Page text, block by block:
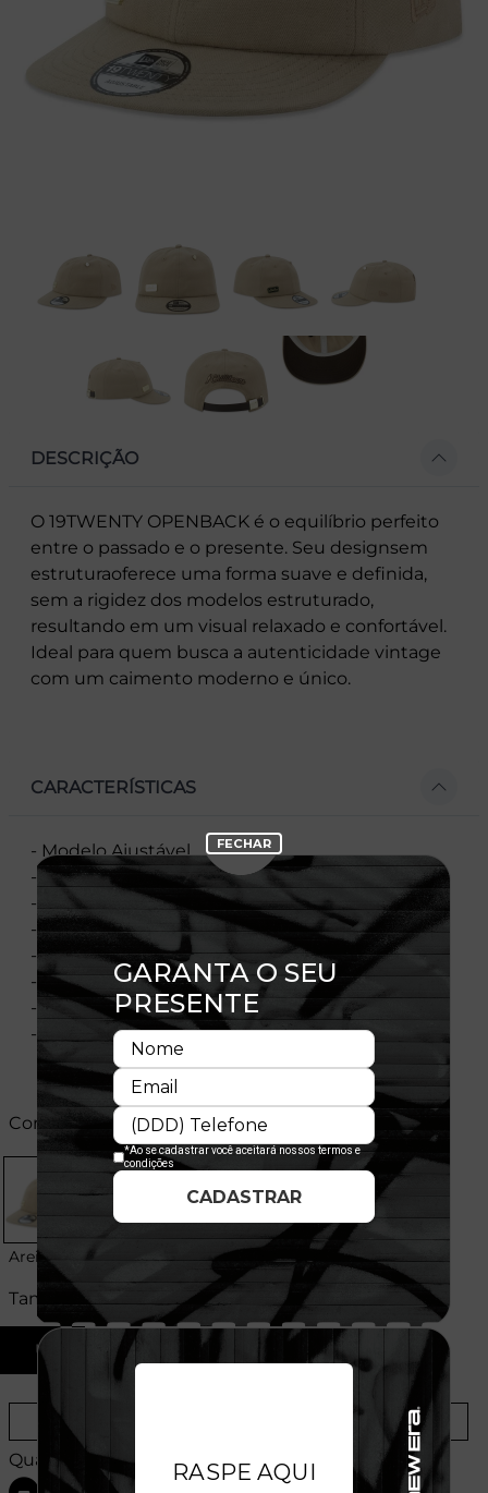
DESCRIÇÃO
O 19TWENTY OPENBACK é o equilíbrio perfeito
entre o passado e o presente. Seu designsem
estruturaoferece uma forma suave e definida,
sem a rigidez dos modelos estruturado,
resultando em um visual relaxado e confortável.
Ideal para quem busca a autenticidade vintage
com um caimento moderno e único.
CARACTERÍSTICAS
- Modelo Ajustável
- Aba Reta
- Copa desestruturada
- Fechamento de cinta
- Bordado frontal
- Flag New Era bordada
- Licença oficial
- Composição:100% Poliéster
Cores:
Areia
Tamanhos:
U
Tabela de Medidas
Quantidade: